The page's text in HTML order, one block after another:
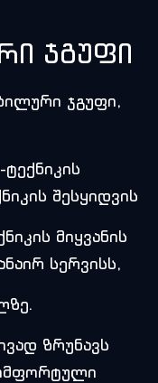
ჯგუფი
ჯგუფი,
შესყიდვის
მიყვანის
სერვისს,
ზრუნავს